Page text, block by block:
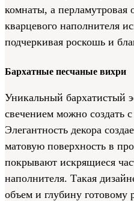
комнаты, а перламутровая
кварцевого наполнителя
подчеркивая роскошь и
Бархатные песчаные вихри
Уникальный бархатистый
свечением можно создать
Элегантность декора
матовую поверхность в
покрывают искрящиеся
наполнителя. Такая
объем и глубину готовому